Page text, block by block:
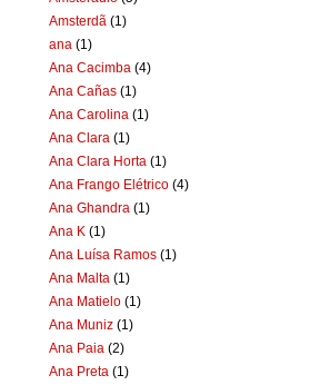
Amsterdã (1)
ana (1)
Ana Cacimba (4)
Ana Cañas (1)
Ana Carolina (1)
Ana Clara (1)
Ana Clara Horta (1)
Ana Frango Elétrico (4)
Ana Ghandra (1)
Ana K (1)
Ana Luísa Ramos (1)
Ana Malta (1)
Ana Matielo (1)
Ana Muniz (1)
Ana Paia (2)
Ana Preta (1)